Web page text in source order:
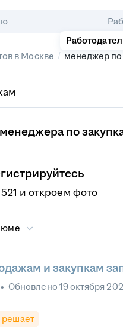
в Москве / менеджер по
по
и откроем фото
и закупкам
• Обновлено 19 октября
решает